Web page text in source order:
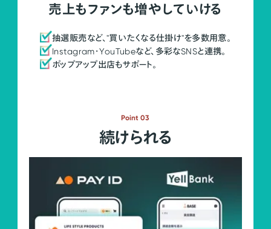
売上もファンも増やしていける
抽選販売など、"買いたくなる仕掛け"を多数用意。
Instagram・YouTubeなど、多彩なSNSと連携。
ポップアップ出店もサポート。
Point 03
続けられる